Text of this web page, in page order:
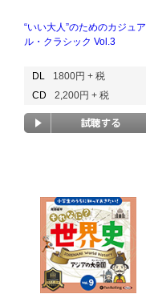
“いい大人”のためのカジュア
ル・クラシック Vol.3
DL
1800円 + 税
CD
2,200円 + 税